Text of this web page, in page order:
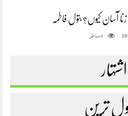
آسان کیوں؟ بتول فاطمہ
0مناظر
اشتہار
ترین